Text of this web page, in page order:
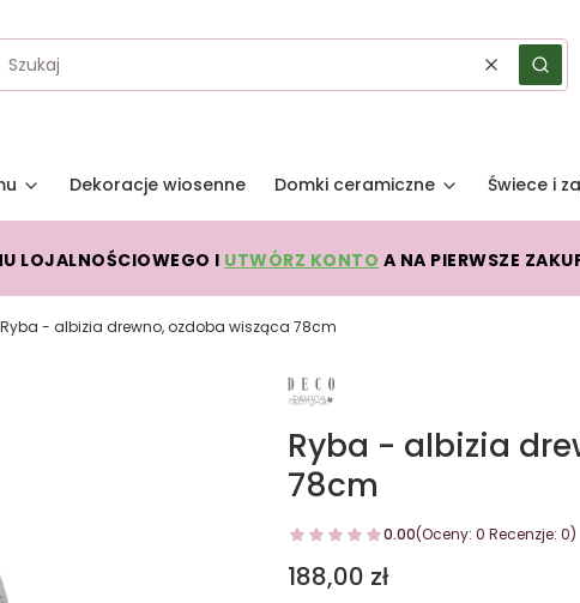
WyczyśćSzukaj
Dekoracje wiosenne Domki ceramiczne Świece i
LOJALNOŚCIOWEGO I UTWÓRZ KONTO A NA PIERWSZE
Ryba - albizia drewno, ozdoba wisząca 78cm
Ryba - albizia
78cm
0.00(Oceny: 0 Recenzje: 0)
Cena
188,00 zł